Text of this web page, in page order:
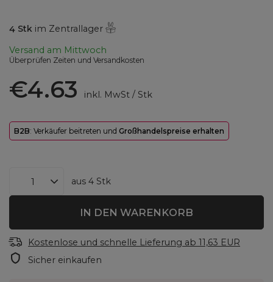
4 Stk im Zentrallager
Versand am Mittwoch
Überprüfen Zeiten und Versandkosten
€4.63 inkl. MwSt/ Stk
B2B: Verkäufer beitreten und Großhandelspreise erhalten
aus 4 Stk
IN DEN WARENKORB
Kostenlose und schnelle Lieferung ab 11,63 EUR
Sicher einkaufen